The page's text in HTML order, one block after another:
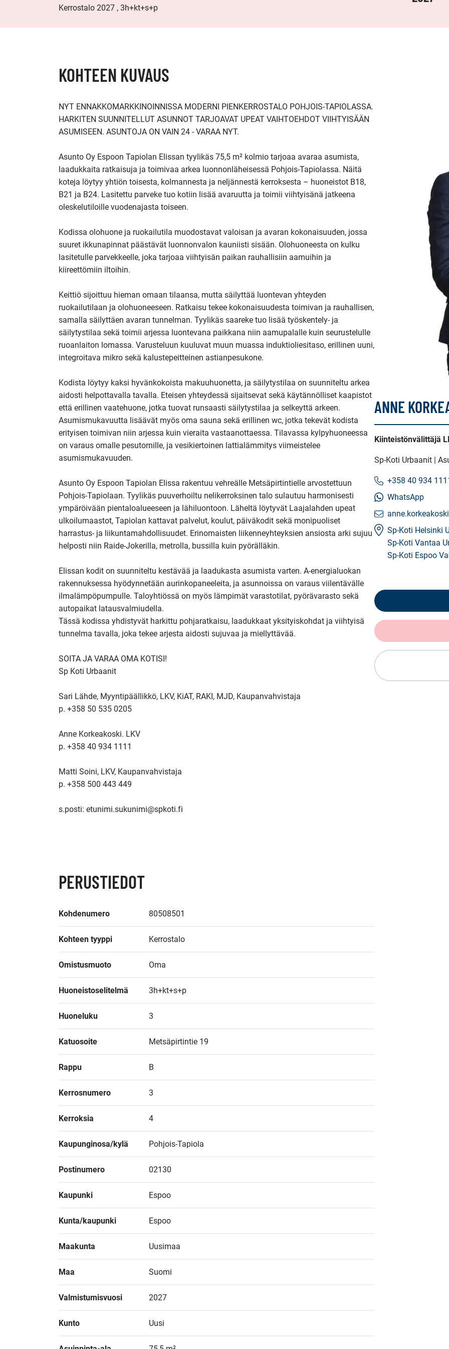
Kerrostalo 2027 , 3h+kt+s+p
KOHTEEN KUVAUS
NYT ENNAKKOMARKKINOINNISSA MODERNI PIENKERROSTALO POHJOIS-TAPIOLASSA.
HARKITEN SUUNNITELLUT ASUNNOT TARJOAVAT UPEAT VAIHTOEHDOT VIIHTYISÄÄN
ASUMISEEN. ASUNTOJA ON VAIN 24 - VARAA NYT.
Asunto Oy Espoon Tapiolan Elissan tyylikäs 75,5 m² kolmio tarjoaa avaraa asumista,
laadukkaita ratkaisuja ja toimivaa arkea luonnonläheisessä Pohjois-Tapiolassa. Näitä
koteja löytyy yhtiön toisesta, kolmannesta ja neljännestä kerroksesta – huoneistot B18,
B21 ja B24. Lasitettu parveke tuo kotiin lisää avaruutta ja toimii viihtyisänä jatkeena
oleskelutiloille vuodenajasta toiseen.
Kodissa olohuone ja ruokailutila muodostavat valoisan ja avaran kokonaisuuden, jossa
suuret ikkunapinnat päästävät luonnonvalon kauniisti sisään. Olohuoneesta on kulku
lasitetulle parvekkeelle, joka tarjoaa viihtyisän paikan rauhallisiin aamuihin ja
kiireettömiin iltoihin.
Keittiö sijoittuu hieman omaan tilaansa, mutta säilyttää luontevan yhteyden
ruokailutilaan ja olohuoneeseen. Ratkaisu tekee kokonaisuudesta toimivan ja rauhallisen,
samalla säilyttäen avaran tunnelman. Tyylikäs saareke tuo lisää työskentely- ja
säilytystilaa sekä toimii arjessa luontevana paikkana niin aamupalalle kuin seurustelulle
ruoanlaiton lomassa. Varusteluun kuuluvat muun muassa induktioliesitaso, erillinen uuni,
integroitava mikro sekä kalustepeitteinen astianpesukone.
Kodista löytyy kaksi hyvänkokoista makuuhuonetta, ja säilytystilaa on suunniteltu arkea
aidosti helpottavalla tavalla. Eteisen yhteydessä sijaitsevat sekä käytännölliset kaapistot
että erillinen vaatehuone, jotka tuovat runsaasti säilytystilaa ja selkeyttä arkeen.
Asumismukavuutta lisäävät myös oma sauna sekä erillinen wc, jotka tekevät kodista
erityisen toimivan niin arjessa kuin vieraita vastaanottaessa. Tilavassa kylpyhuoneessa
on varaus omalle pesutornille, ja vesikiertoinen lattialämmitys viimeistelee
asumismukavuuden.
Asunto Oy Espoon Tapiolan Elissa rakentuu vehreälle Metsäpirtintielle arvostettuun
Pohjois-Tapiolaan. Tyylikäs puuverhoiltu nelikerroksinen talo sulautuu harmonisesti
ympäröivään pientaloalueeseen ja lähiluontoon. Läheltä löytyvät Laajalahden upeat
ulkoilumaastot, Tapiolan kattavat palvelut, koulut, päiväkodit sekä monipuoliset
harrastus- ja liikuntamahdollisuudet. Erinomaisten liikenneyhteyksien ansiosta arki sujuu
helposti niin Raide-Jokerilla, metrolla, bussilla kuin pyörälläkin.
Elissan kodit on suunniteltu kestävää ja laadukasta asumista varten. A-energialuokan
rakennuksessa hyödynnetään aurinkopaneeleita, ja asunnoissa on varaus viilentävälle
ilmalämpöpumpulle. Taloyhtiössä on myös lämpimät varastotilat, pyörävarasto sekä
autopaikat latausvalmiudella.
Tässä kodissa yhdistyvät harkittu pohjaratkaisu, laadukkaat yksityiskohdat ja viihtyisä
tunnelma tavalla, joka tekee arjesta aidosti sujuvaa ja miellyttävää.
SOITA JA VARAA OMA KOTISI!
Sp Koti Urbaanit
Sari Lähde, Myyntipäällikkö, LKV, KiAT, RAKI, MJD, Kaupanvahvistaja
p. +358 50 535 0205
Anne Korkeakoski. LKV
p. +358 40 934 1111
Matti Soini, LKV, Kaupanvahvistaja
p. +358 500 443 449
s.posti: etunimi.sukunimi@spkoti.fi
PERUSTIEDOT
Kohdenumero 80508501
Kohteen tyyppi Kerrostalo
Omistusmuoto Oma
Huoneistoselitelmä 3h+kt+s+p
Huoneluku 3
Katuosoite Metsäpirtintie 19
Rappu B
Kerrosnumero 3
Kerroksia 4
Kaupunginosa/kylä Pohjois-Tapiola
Postinumero 02130
Kaupunki Espoo
Kunta/kaupunki Espoo
Maakunta Uusimaa
Maa Suomi
Valmistumisvuosi 2027
Kunto Uusi
ANNE
Kiinteistönvälittäjä
Sp-Koti Urbaanit |
+358 40 934
WhatsApp
Sp-Koti Helsinki
Sp-Koti Vantaa
Sp-Koti Espoo